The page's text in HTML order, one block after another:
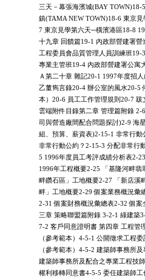
三天－幕張海濱城(BAY
鎮(TAMA NEW TOWN)18-6 東京
7 東京見學第六天─橫濱港區18-8
十九章 回饋篇19-1 內政部營建署
工程委員會品質管理人員訓練班
專業主管班19-4 內政部營建署公寓
Ａ第二十章 雜記20-1 1997年度招
乙董雋言錄20-4 辦公室的風水20-5
本）20-6 員工工作管理規則20-7
雲端附件目錄第二章 管理篇附錄
司與營造廠間配合問題探討)2-9 海
組、預算、薪資表)2-15-1 非常行
非常行動公約？2-15-3 分配非常行
5 1996年度員工考評成績分析表2-
1996年工程概要2-25 「基隆河畔
畔鑽石區」工地概要2-27 「新店溪
畔」工地概要2-29 個案業務概況彙
2-31 個案財務概況彙總表2-32 個
三章 策略聯盟篇附錄 3-2-1 綠建築
7-2 客戶同意證明書 第四章 工程管
（參考範本）4-5-1 公開徵求工程
（參考範本）4-5-2 建築師事務所
建築師事務所及配合之專業工程技
權利移轉同意書4-5-5 委任建築師